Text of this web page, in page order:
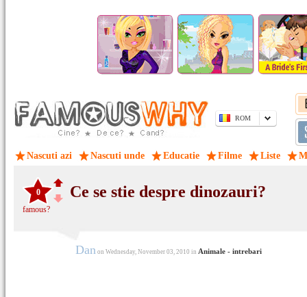
ROM
Nascuti azi Nascuti unde Educatie Filme Liste
0
famous?
Ce se stie despre dinozauri?
Dan on Wednesday, November 03, 2010 in Animale - intrebari